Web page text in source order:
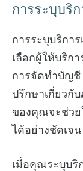
การระบุบริ
การระบุบริกา
เลือกผู้ให้บริก
การจัดทำบัญชี
ปรึกษาเกี่ยวกั
ของคุณจะช่ว
ได้อย่างชัดเจน
เมื่อคุณระบุบริ